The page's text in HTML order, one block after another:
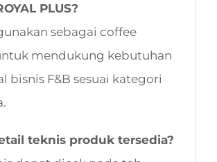
PLUS?
sebagai coffee
mendukung kebutuhan
bisnis F&B sesuai kategori
teknis produk tersedia?